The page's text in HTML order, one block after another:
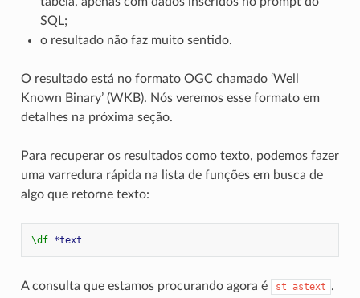
SQL;
o resultado não faz muito sentido.
O resultado está no formato OGC chamado ‘Well
Known Binary’ (WKB). Nós veremos esse formato em
detalhes na próxima seção.
Para recuperar os resultados como texto, podemos fazer
uma varredura rápida na lista de funções em busca de
algo que retorne texto:
\df *text
A consulta que estamos procurando agora é st_astext .